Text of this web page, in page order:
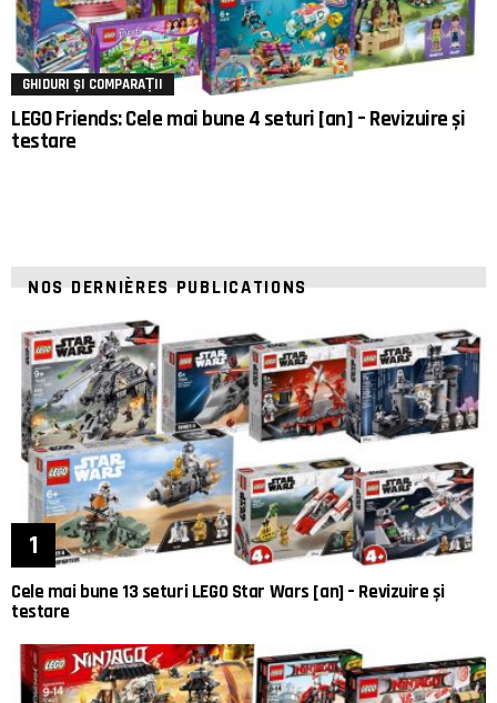
GHIDURI ȘI COMPARAȚII
LEGO Friends: Cele mai bune 4 seturi [an] – Revizuire și
testare
NOS DERNIÈRES PUBLICATIONS
Cele mai bune 13 seturi LEGO Star Wars [an] – Revizuire și
testare